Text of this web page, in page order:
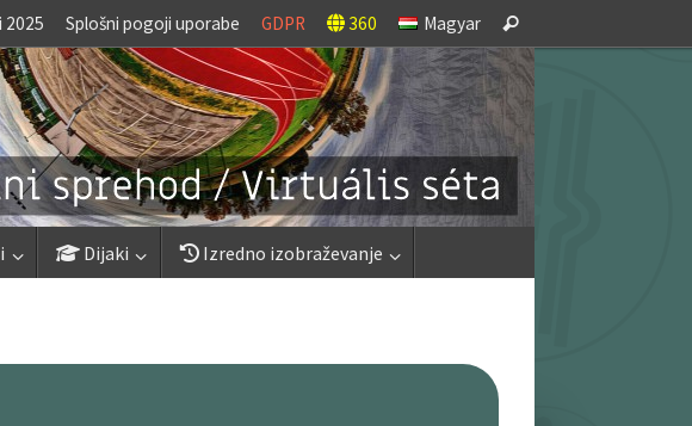
2025 Splošni pogoji uporabe GDPR 360 Magyar
for:
Search
Dijaki Izredno izobraževanje